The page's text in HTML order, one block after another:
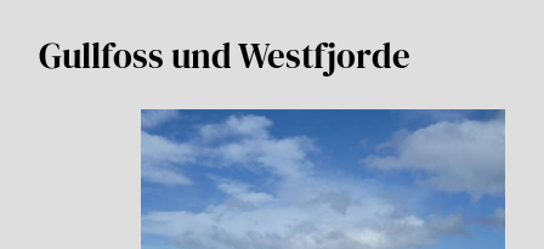
Gullfoss und Westfjorde